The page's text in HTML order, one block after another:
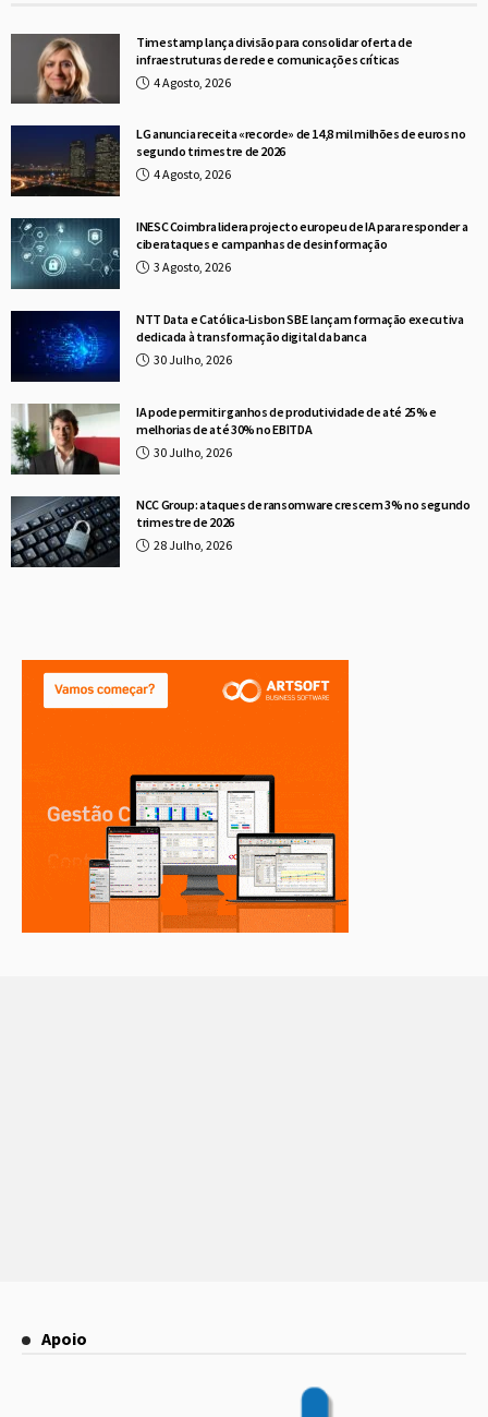
Timestamp lança divisão para consolidar oferta de
infraestruturas de rede e comunicações críticas
4 Agosto, 2026
LG anuncia receita «recorde» de 14,8 mil milhões de euros no
segundo trimestre de 2026
4 Agosto, 2026
INESC Coimbra lidera projecto europeu de IA para responder a
ciberataques e campanhas de desinformação
3 Agosto, 2026
NTT Data e Católica-Lisbon SBE lançam formação executiva
dedicada à transformação digital da banca
30 Julho, 2026
IA pode permitir ganhos de produtividade de até 25% e
melhorias de até 30% no EBITDA
30 Julho, 2026
NCC Group: ataques de ransomware crescem 3% no segundo
trimestre de 2026
28 Julho, 2026
Apoio